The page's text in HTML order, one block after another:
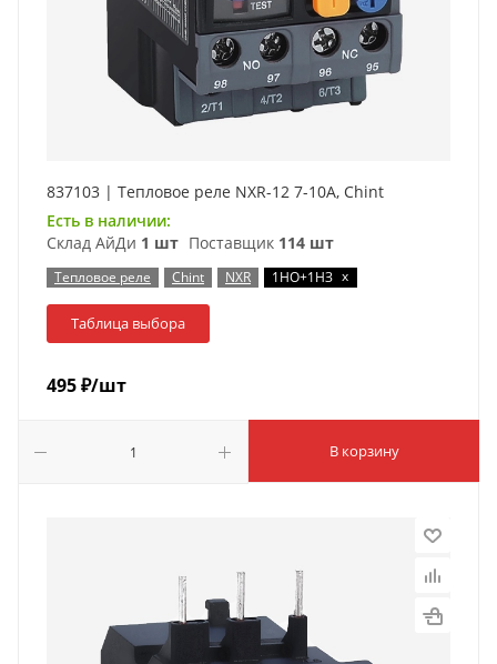
837103 | Тепловое реле NXR-12 7-10А, Chint
Есть в наличии:
Склад АйДи 1 шт Поставщик 114 шт
Тепловое реле Chint NXR 1НО+1НЗ x
Таблица выбора
495₽/шт
В корзину